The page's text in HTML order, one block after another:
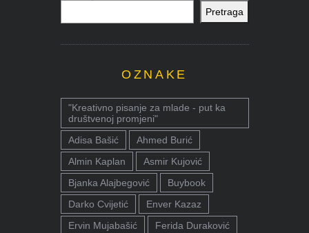
Pretraga
OZNAKE
"Kreativno pisanje za mlade - put ka
društvenoj promjeni"
Adisa Bašić
Ahmed Burić
Almin Kaplan
Asmir Kujović
Bjanka Alajbegović
Buybook
Darko Cvijetić
Enver Kazaz
Ervin Mujabašić
Ferida Duraković